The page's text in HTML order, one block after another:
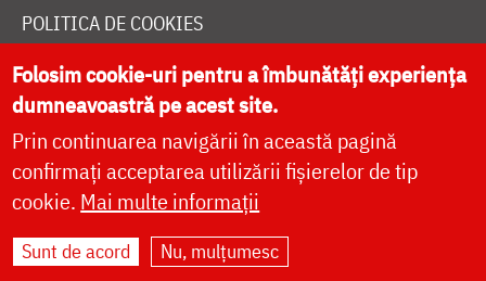
POLITICA DE COOKIES
DONEAZĂ ONLINE PENTRU CATEDRALA NAȚIONALĂ
LIVE
Site dezvoltat deDOXOLOGIA MEDIA
Folosim cookie-uri pentru a îmbunătăți experiența
dumneavoastră pe acest site.
Prin continuarea navigării în această pagină
confirmați acceptarea utilizării fișierelor de tip
cookie. Mai multe informații
Sunt de acord Nu, mulțumesc